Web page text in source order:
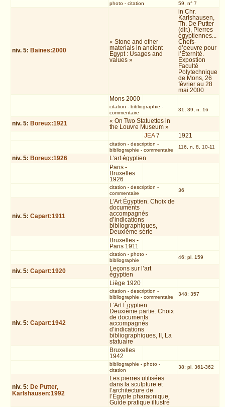
photo- citation 59, n° 7
niv. 5: Baines:2000
« Stone and other
materials in ancient
Egypt : Usages and
values »
in Chr.
Karlshausen,
Th. De Putter
(dir.), Pierres
égyptiennes...
Chefs-
d’oeuvre pour
l’Éternité.
Expostion
Faculté
Polytechnique
de Mons, 26
février au 28
mai 2000
Mons 2000
citation - bibliographie -
commentaire
31; 39, n. 16
niv. 5: Boreux:1921
« On Two Statuettes in
the Louvre Museum »
JEA7 1921
citation - description -
bibliographie - commentaire
116, n. 8, 10-11
niv. 5: Boreux:1926
L’art égyptien
Paris -
Bruxelles
1926
citation - description -
commentaire
36
niv. 5:Capart:1911
L’Art Égyptien. Choix de
documents
accompagnés
d’indications
bibliographiques,
Deuxième série
Bruxelles -
Paris 1911
citation - photo-
bibliographie
46; pl. 159
niv. 5:Capart:1920
Leçons sur l’art
égyptien
Liège 1920
citation - description -
bibliographie - commentaire
348; 357
niv. 5:Capart:1942
L’Art Égyptien.
Deuxième partie. Choix
de documents
accompagnés
d’indications
bibliographiques, II, La
statuaire
Bruxelles
1942
bibliographie - photo-
citation
38; pl. 361-362
niv. 5: De Putter,
Karlshausen:1992
Les pierres utilisées
dans la sculpture et
l’architecture de
l’Égypte pharaonique.
Guide pratique illustré